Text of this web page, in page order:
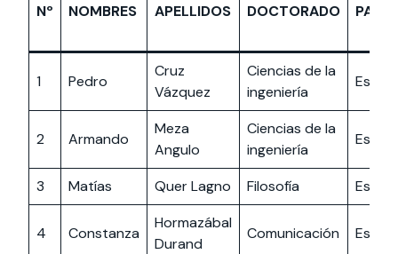
Nº NOMBRES APELLIDOS DOCTORADO PAÍS
1 Pedro
Cruz
Vázquez
Ciencias de la
ingeniería
2 Armando
Meza
Angulo
Ciencias de la
ingeniería
3 Matías Quer Lagno Filosofía
4 Constanza
Hormazábal
Durand
Comunicación